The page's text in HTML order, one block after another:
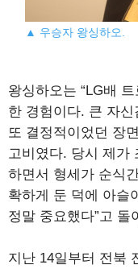
▲ 우승자 왕싱하오.
왕싱하오는 “LG배
한 경험이다. 큰 자
또 결정적이었던 장
고비였다. 당시 제가
하면서 형세가 순식
확하게 둔 덕에 아슬
정말 중요했다”고 돌
지난 14일부터 전북